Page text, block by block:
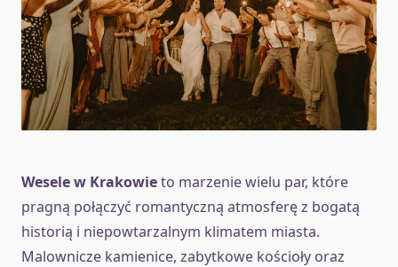
Wesele w Krakowieto marzenie wielu par, które
pragną połączyć romantyczną atmosferę z bogatą
historią i niepowtarzalnym klimatem miasta.
Malownicze kamienice, zabytkowe kościoły oraz